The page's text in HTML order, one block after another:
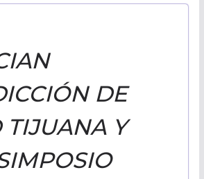
NOTICIAS
DE
TIJUANA Y